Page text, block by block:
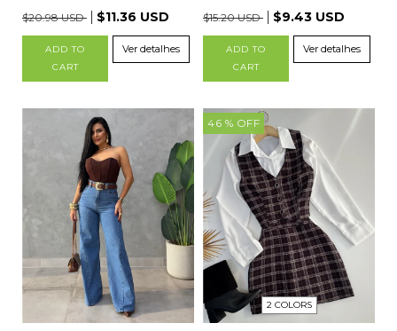
$20.98 USD
$11.36 USD
ADD TO
CART
Ver detalhes
$15.20 USD
$9.43 USD
ADD TO
CART
Ver detalhes
46 % OFF
2 COLORS